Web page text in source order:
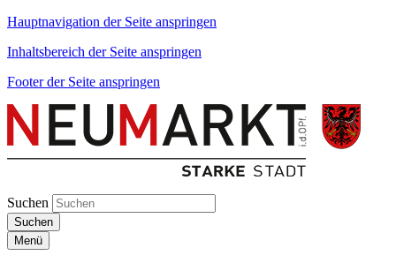
Hauptnavigation der Seite anspringen
Inhaltsbereich der Seite anspringen
Footer der Seite anspringen
Suchen
Suchen
Menü